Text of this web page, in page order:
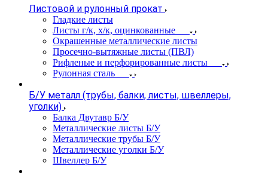
Листовой и рулонный прокат
Гладкие листы
Листы г/к, х/к, оцинкованные
Окрашенные металлические листы
Просечно-вытяжные листы (ПВЛ)
Рифленые и перфорированные листы
Рулонная сталь
Б/У металл (трубы, балки, листы, швеллеры,
уголки)
Балка Двутавр Б/У
Металлические листы Б/У
Металлические трубы Б/У
Металлические уголки Б/У
Швеллер Б/У